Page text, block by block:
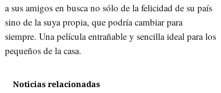
a sus amigos en busca no sólo de la felicidad de su país
sino de la suya propia, que podría cambiar para
siempre. Una película entrañable y sencilla ideal para los
pequeños de la casa.
Noticias relacionadas